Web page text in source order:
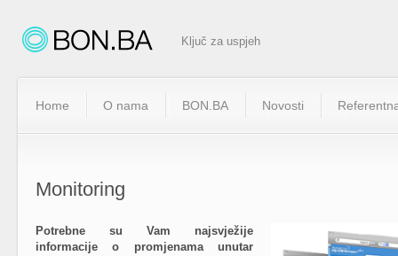
Ključ za uspjeh
Home O nama BON.BA Novosti
Monitoring
Potrebne su Vam najsvježije
informacije o promjenama unutar